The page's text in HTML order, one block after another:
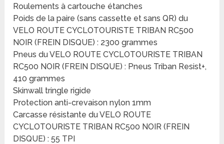
Roulements à cartouche étanches
Poids de la paire (sans cassette et sans QR) du
VELO ROUTE CYCLOTOURISTE TRIBAN RC500
NOIR (FREIN DISQUE) : 2300 grammes
Pneus du VELO ROUTE CYCLOTOURISTE TRIBAN
RC500 NOIR (FREIN DISQUE) : Pneus Triban Resist+,
410 grammes
Skinwall tringle rigide
Protection anti-crevaison nylon 1mm
Carcasse résistante du VELO ROUTE
CYCLOTOURISTE TRIBAN RC500 NOIR (FREIN
DISQUE) : 55 TPI